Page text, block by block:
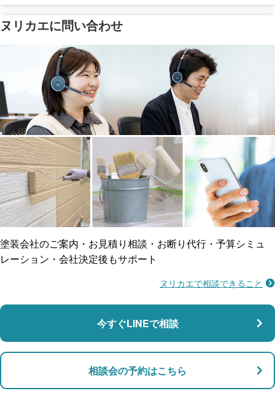
塗料の​品質を​保証
メーカー保証
工事保険
ご近所トラブルに
賠償保険
瑕疵保険
支払い対応
省エネ効果
断熱・遮熱塗料対応
雨漏り修繕
防水工事
マンション・アパート対応
店舗・事務所対応
ヌリカエに問い合わせ
塗装会社のご案内・お見積り相談・お断り代行・予算シミュ
レーション・会社決定後もサポート
ヌリカエで相談できること
今すぐLINEで相談
相談会の予約はこちら